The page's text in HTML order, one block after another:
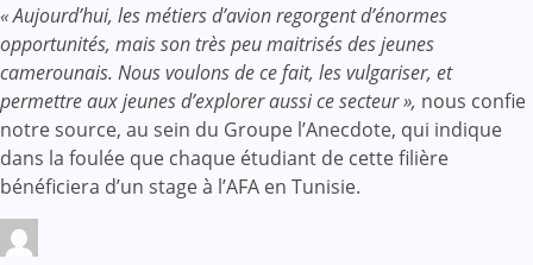
« Aujourd’hui, les métiers d’avion regorgent d’énormes
opportunités, mais son très peu maitrisés des jeunes
camerounais. Nous voulons de ce fait, les vulgariser, et
permettre aux jeunes d’explorer aussi ce secteur », nous confie
notre source, au sein du Groupe l’Anecdote, qui indique
dans la foulée que chaque étudiant de cette filière
bénéficiera d’un stage à l’AFA en Tunisie.